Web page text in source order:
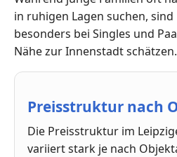
in ruhigen Lagen suchen,
besonders bei Singles und
Nähe zur Innenstadt schätzen.
Preisstruktur nach
Die Preisstruktur im
variiert stark je nach